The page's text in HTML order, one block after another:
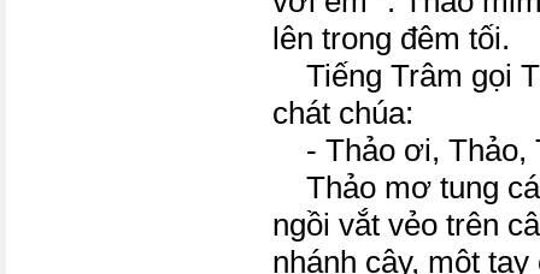
lên trong đêm tối.
Tiếng Trâm gọi
chát chúa:
- Thảo ơi, Thảo,
Thảo mơ tung
ngồi vắt vẻo trên
nhánh cây, một